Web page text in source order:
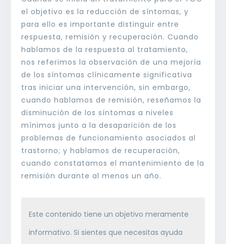
el objetivo es la reducción de síntomas, y
para ello es importante distinguir entre
respuesta, remisión y recuperación. Cuando
hablamos de la respuesta al tratamiento,
nos referimos la observación de una mejoría
de los síntomas clínicamente significativa
tras iniciar una intervención, sin embargo,
cuando hablamos de remisión, reseñamos la
disminución de los síntomas a niveles
mínimos junto a la desaparición de los
problemas de funcionamiento asociados al
trastorno; y hablamos de recuperación,
cuando constatamos el mantenimiento de la
remisión durante al menos un año.
Este contenido tiene un objetivo meramente
informativo. Si sientes que necesitas ayuda